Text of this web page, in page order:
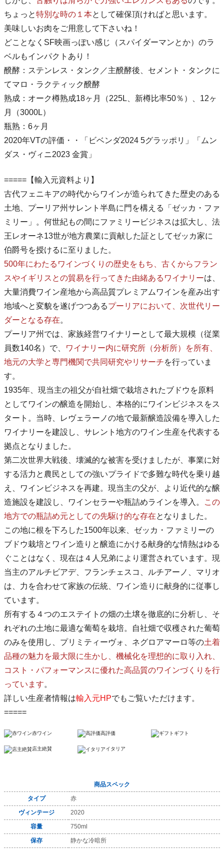
ちょっと特別な時の１本として確保頂ければと思います。
美味しいお肉をご用意して下さいね！
どことなくSF映画っぽい感じ（スパイダーマンとか）のラ
ベルもインパクトあり！
醗酵：ステンレス・タンク／主醗酵後、セメント・タンクに
てマロ・ラクティック醗酵
熟成：オーク樽熟成18ヶ月（225L、新樽比率50％）、12ヶ
月（3000L）
瓶熟：6ヶ月
2020年VTの評価・・「ビベンダ2024 5グラッポリ」「ムン
ダス・ヴィニ2023 金賞」
=====【輸入元資料より】
古代フェニキアの時代からワインが造られてきた歴史のある
土地、プーリア州サレント半島に門を構える「ゼッカ・ファ
ミリー」。何世紀もの間にファミリービジネスは拡大し、法
王レオーネ13世が地方農業に貢献した証としてゼッカ家に
伯爵号を授けるに至りました。
500年にわたるワインづくりの歴史をもち、古くからフラン
スやイギリスとの貿易を行ってきた由緒あるワイナリーは、
大量消費ワイン産地から高品質プレミアムワインを産み出す
地域へと変貌を遂げつつあるプーリアにおいて、次世代リー
ダーとなる存在。
プーリア州では、家族経営ワイナリーとして最大規模（従業
員数140名）で、
ワイナリー内に研究所（分析所）を所有、
地元の大学と専門機関で共同研究やリサーチを行っていま
す。
1935年、現当主の祖父が自社畑で栽培されたブドウを原料
としてワインの醸造を開始し、本格的にワインビジネスをス
タート。当時、レヴェラーノの地で最新醸造設備を導入した
ワイナリーを建設し、サレント地方のワイン生産を代表する
拠点となりました。
第二次世界大戦後、壊滅的な被害を受けましたが、事業に対
する活力と農民としての強いプライドで多難な時代を乗り越
え、ワインビジネスを再建。現当主の父が、より近代的な醸
造施設を建設し、ワインセラーや瓶詰めラインを導入。
この
地方での瓶詰め元としての先駆け的な存在となりました。
この地に根を下ろした1500年以来、ゼッカ・ファミリーの
ブドウ栽培とワイン造りと醸造にかける献身的な情熱はゆる
ぐことはなく、現在は４人兄弟により運営されています。現
当主のアルチビアデ、フランチェスコ、ルチアーノ、マリオ
は、力を合わせて家族の伝統、ワイン造りに献身的に従事し
ています。
所有する４つのエステイトの畑の土壌を徹底的に分析し、そ
れぞれの土地に最適な葡萄を栽培。自社畑で収穫された葡萄
のみを使用し、プリミティーヴォ、ネグロアマーロ等の土着
品種の魅力を最大限に生かし、機械化を理想的に取り入れ、
コスト・パフォーマンスに優れた高品質のワインづくりを行
っています。
詳しい生産者情報は輸入元HPでもご覧いただけます。
=====
赤ワイン 高評価 ギフト
店主絶賛 イタリア
商品スペック
タイプ
赤
ヴィンテージ
2020
容量
750ml
保存
静かな冷暗所